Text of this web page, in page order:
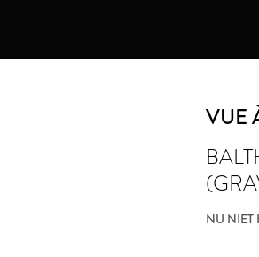
VUE
NU NIET